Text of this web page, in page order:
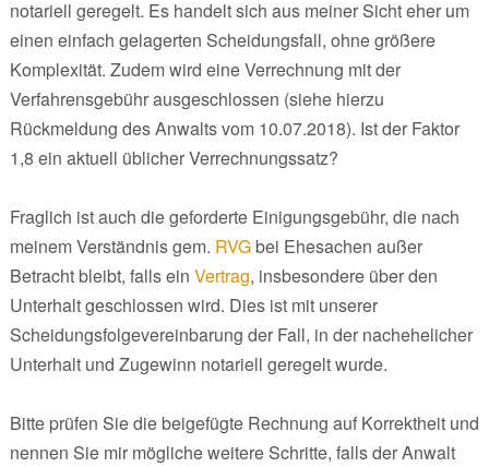
notariell geregelt. Es handelt sich aus meiner Sicht eher um
einen einfach gelagerten Scheidungsfall, ohne größere
Komplexität. Zudem wird eine Verrechnung mit der
Verfahrensgebühr ausgeschlossen (siehe hierzu
Rückmeldung des Anwalts vom 10.07.2018). Ist der Faktor
1,8 ein aktuell üblicher Verrechnungssatz?
Fraglich ist auch die geforderte Einigungsgebühr, die nach
meinem Verständnis gem. RVGbei Ehesachen außer
Betracht bleibt, falls ein Vertrag, insbesondere über den
Unterhalt geschlossen wird. Dies ist mit unserer
Scheidungsfolgevereinbarung der Fall, in der nachehelicher
Unterhalt und Zugewinn notariell geregelt wurde.
Bitte prüfen Sie die beigefügte Rechnung auf Korrektheit und
nennen Sie mir mögliche weitere Schritte, falls der Anwalt